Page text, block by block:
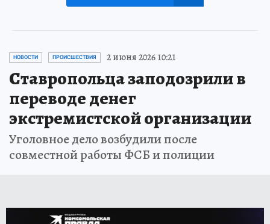
НОВОСТИ ПРОИСШЕСТВИЯ 2 июня 2026 10:21
Ставропольца заподозрили в
переводе денег
экстремистской организации
Уголовное дело возбудили после
совместной работы ФСБ и полиции